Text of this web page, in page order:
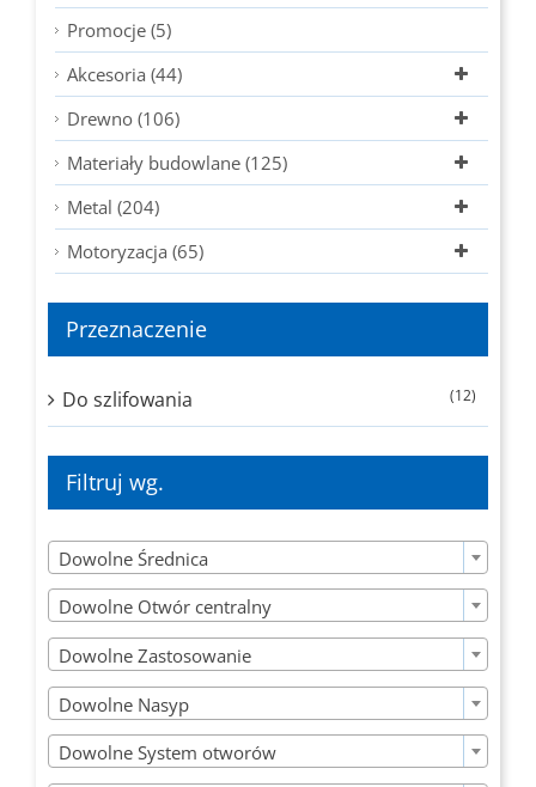
Promocje (5)
Akcesoria (44)
Drewno (106)
Materiały budowlane (125)
Metal (204)
Motoryzacja (65)
Przeznaczenie
Do szlifowania (12)
Filtruj wg.
Dowolne Średnica
Dowolne Otwór centralny
Dowolne Zastosowanie
Dowolne Nasyp
Dowolne System otworów